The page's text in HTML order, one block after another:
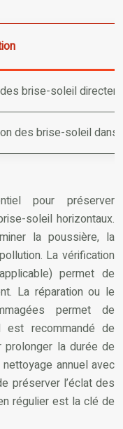
brise-soleil
des brise-soleil dans
pour préserver
soleil horizontaux.
la poussière, la
La vérification
permet de
La réparation ou le
permet de
est recommandé de
la durée de
annuel avec
préserver l’éclat des
régulier est la clé de